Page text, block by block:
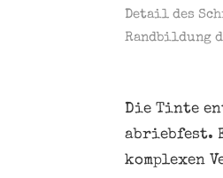
Detail des
Randbildung
Die Tinte
abriebfest.
komplexen